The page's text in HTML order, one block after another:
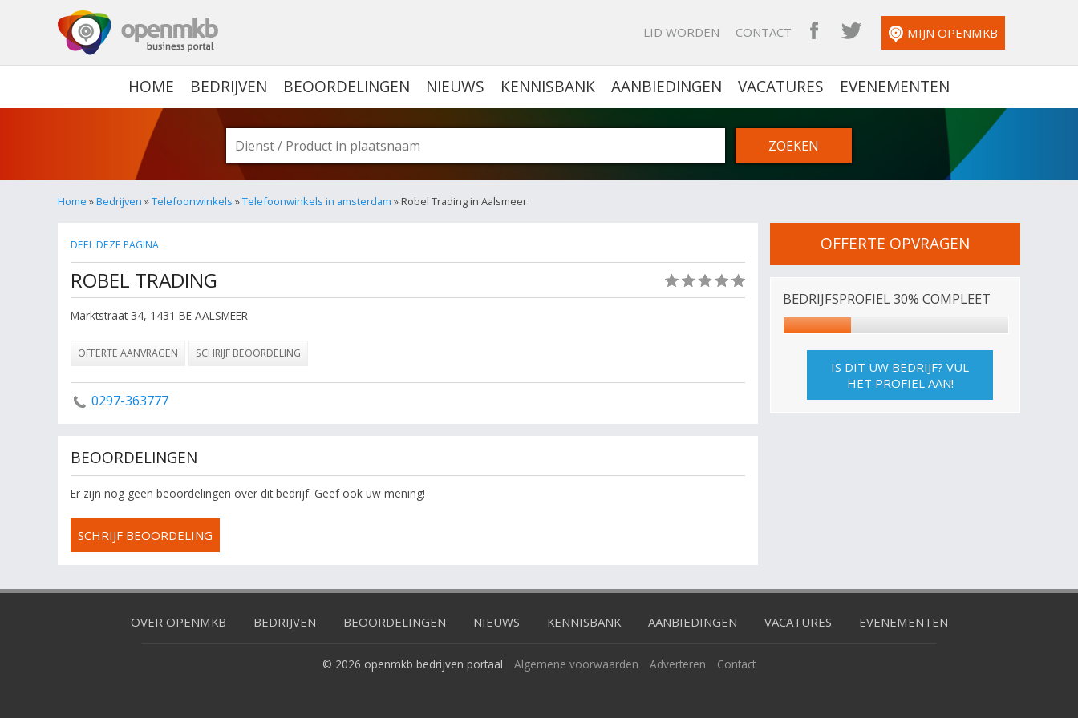
LID WORDEN CONTACT OPENMKB FACEBOOK
OPENMKB TWITTER
MIJN OPENMKB
HOME BEDRIJVEN BEOORDELINGEN NIEUWS KENNISBANK AANBIEDINGEN VACATURES EVENEMENTEN
Home »Bedrijven »Telefoonwinkels »Telefoonwinkels in amsterdam » Robel Trading in Aalsmeer
DEEL DEZE PAGINA
ROBEL TRADING
Marktstraat 34, 1431 BE AALSMEER
OFFERTE AANVRAGEN SCHRIJF BEOORDELING
0297-363777
BEOORDELINGEN
Er zijn nog geen beoordelingen over dit bedrijf. Geef ook uw mening!
SCHRIJF BEOORDELING
OFFERTE OPVRAGEN
BEDRIJFSPROFIEL 30% COMPLEET
IS DIT UW BEDRIJF? VUL
HET PROFIEL AAN!
OVER OPENMKB BEDRIJVEN BEOORDELINGEN NIEUWS KENNISBANK AANBIEDINGEN VACATURES EVENEMENTEN
© 2026 openmkb bedrijven portaal Algemene voorwaarden Adverteren Contact